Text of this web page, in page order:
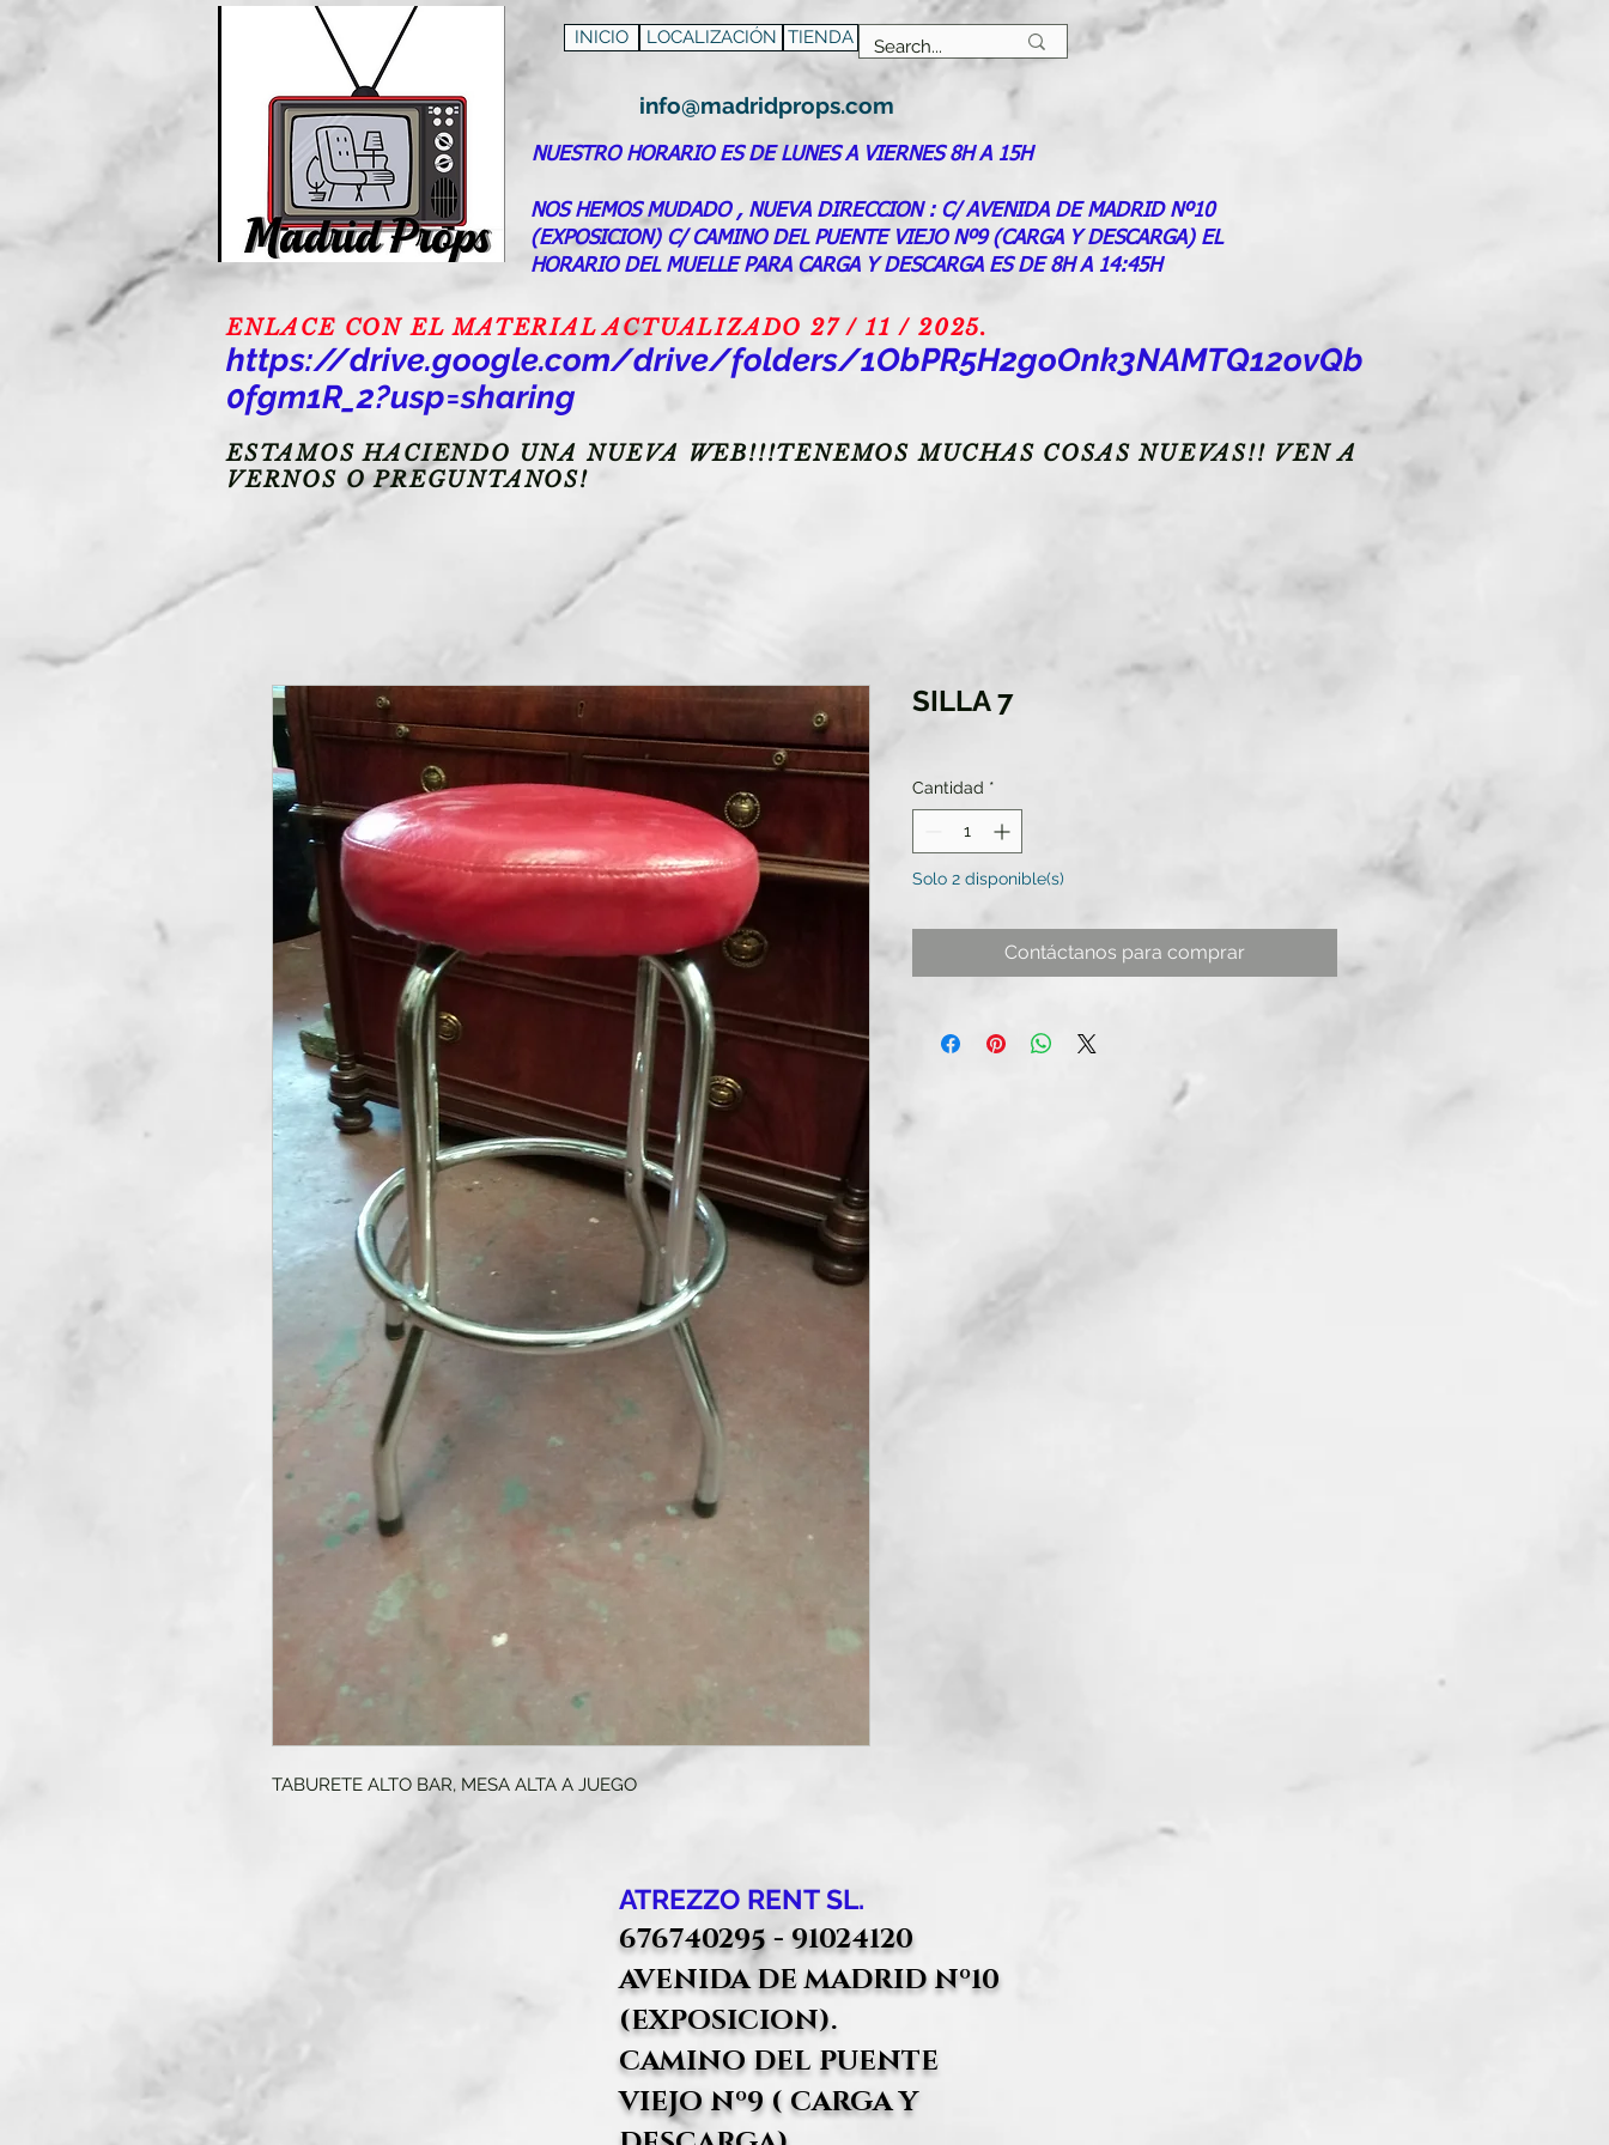
INICIO LOCALIZACIÓN TIENDA
info@madridprops.com
NUESTRO HORARIO ES DE LUNES A VIERNES 8H A 15H
NOS HEMOS MUDADO , NUEVA DIRECCION : C/ AVENIDA DE MADRID Nº10
(EXPOSICION) C/ CAMINO DEL PUENTE VIEJO Nº9 (CARGA Y DESCARGA) EL
HORARIO DEL MUELLE PARA CARGA Y DESCARGA ES DE 8H A 14:45H
ENLACE CON EL MATERIAL ACTUALIZADO 27 / 11 / 2025.
https://drive.google.com/drive/folders/1ObPR5H2goOnk3NAMTQ12ovQb
0fgm1R_2?usp=sharing
ESTAMOS HACIENDO UNA NUEVA WEB!!!TENEMOS MUCHAS COSAS NUEVAS!! VEN A
VERNOS O PREGUNTANOS!
TABURETE ALTO BAR, MESA ALTA A JUEGO
SILLA 7
Cantidad *
Solo 2 disponible(s)
Contáctanos para comprar
ATREZZO RENT SL.
676740295 - 91024120
AVENIDA DE MADRID Nº10
(EXPOSICION).
CAMINO DEL PUENTE
VIEJO Nº9 ( CARGA Y